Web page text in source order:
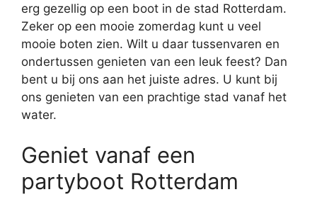
erg gezellig op een boot in de stad Rotterdam.
Zeker op een mooie zomerdag kunt u veel
mooie boten zien. Wilt u daar tussenvaren en
ondertussen genieten van een leuk feest? Dan
bent u bij ons aan het juiste adres. U kunt bij
ons genieten van een prachtige stad vanaf het
water.
Geniet vanaf een
partyboot Rotterdam